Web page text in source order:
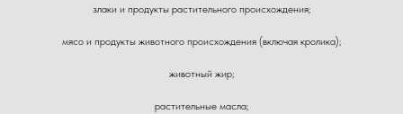
злаки и продукты растительного происхождения;
мясо и продукты животного происхождения (включая кролика);
животный жир;
растительные масла;